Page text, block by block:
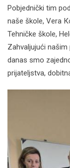
Pobjednički tim
naše škole, Vera
Tehničke škole,
Zahvaljujući
danas smo
prijateljstva,